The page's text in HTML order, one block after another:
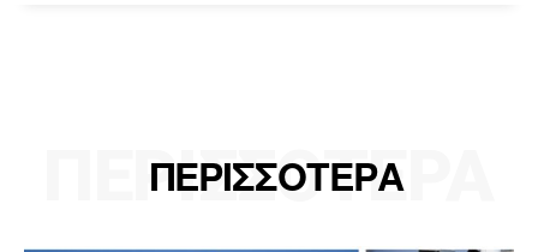
ΠΕΡΙΣΣΟΤΕΡΑ
ΠΕΡΙΣΣΟΤΕΡΑ